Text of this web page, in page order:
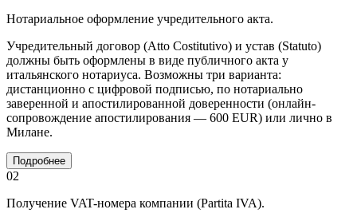
Нотариальное оформление учредительного акта.
Учредительный договор (Atto Costitutivo) и устав (Statuto)
должны быть оформлены в виде публичного акта у
итальянского нотариуса. Возможны три варианта:
дистанционно с цифровой подписью, по нотариально
заверенной и апостилированной доверенности (онлайн-
сопровождение апостилирования — 600 EUR) или лично в
Милане.
Подробнее
02
Получение VAT-номера компании (Partita IVA).